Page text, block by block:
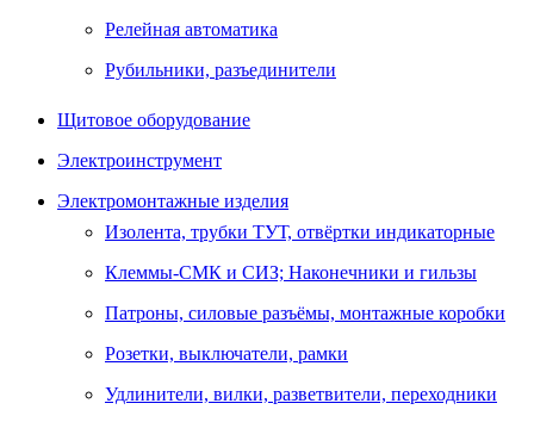
Релейная автоматика
Рубильники, разъединители
Щитовое оборудование
Электроинструмент
Электромонтажные изделия
Изолента, трубки ТУТ, отвёртки индикаторные
Клеммы-СМК и СИЗ; Наконечники и гильзы
Патроны, силовые разъёмы, монтажные коробки
Розетки, выключатели, рамки
Удлинители, вилки, разветвители, переходники